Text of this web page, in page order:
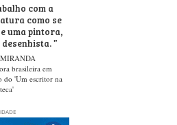
com a
como se
uma pintora,
desenhista.”
brasileira em
do 'Um escritor na